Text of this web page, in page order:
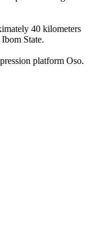
40 kilometers
State.
platform Oso.